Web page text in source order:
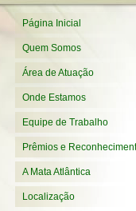
Página Inicial
Quem Somos
Área de Atuação
Onde Estamos
Equipe de Trabalho
Prêmios e
A Mata Atlântica
Localização